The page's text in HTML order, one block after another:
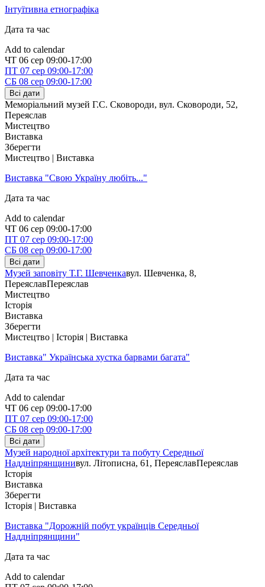
Інтуїтивна етнографіка
Дата та час
Add to calendar
ЧТ 06 сер 09:00-17:00
ПТ 07 сер 09:00-17:00
СБ 08 сер 09:00-17:00
Всі дати
Меморіальний музей Г.С. Сковороди, вул. Сковороди, 52,
Переяслав
Мистецтво
Виставка
Зберегти
Мистецтво | Виставка
Виставка "Свою Україну любіть..."
Дата та час
Add to calendar
ЧТ 06 сер 09:00-17:00
ПТ 07 сер 09:00-17:00
СБ 08 сер 09:00-17:00
Всі дати
Музей заповіту Т.Г. Шевченкавул. Шевченка, 8,
ПереяславПереяслав
Мистецтво
Історія
Виставка
Зберегти
Мистецтво | Історія | Виставка
Виставка" Українська хустка барвами багата"
Дата та час
Add to calendar
ЧТ 06 сер 09:00-17:00
ПТ 07 сер 09:00-17:00
СБ 08 сер 09:00-17:00
Всі дати
Музей народної архітектури та побуту Середньої
Наддніпрянщинивул. Літописна, 61, ПереяславПереяслав
Історія
Виставка
Зберегти
Історія | Виставка
Виставка "Дорожній побут українців Середньої
Наддніпрянщини"
Дата та час
Add to calendar